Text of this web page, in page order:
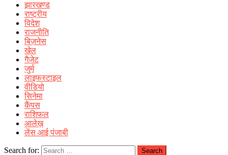
झारखण्ड
राष्ट्रीय
विदेश
राजनीति
बिज़नेस
खेल
गैजेट
जुर्म
लाइफस्टाइल
वीडियो
सिनेमा
कैंपस
राशिफल
आलेख़
लेंस आई पंजाबी
Search for: